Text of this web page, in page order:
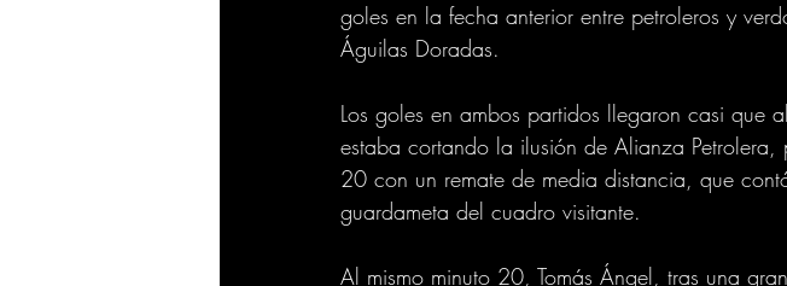
goles en la fecha anterior entre petroleros y
Águilas Doradas.
Los goles en ambos partidos llegaron casi que
estaba cortando la ilusión de Alianza
20 con un remate de media distancia, que
guardameta del cuadro visitante.
Al mismo minuto 20, Tomás Ángel, tras una